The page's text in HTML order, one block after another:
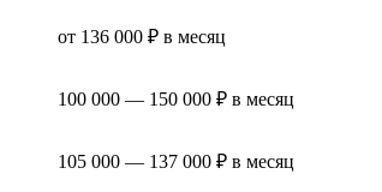
от 136 000 ₽ в месяц
100 000 — 150 000 ₽ в месяц
105 000 — 137 000 ₽ в месяц